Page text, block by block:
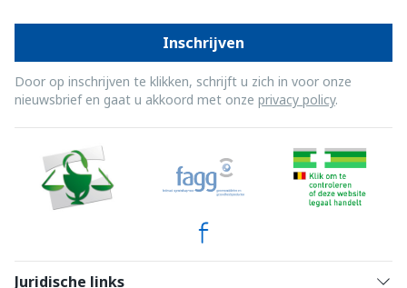
Inschrijven
Door op inschrijven te klikken, schrijft u zich in voor onze
nieuwsbrief en gaat u akkoord met onze privacy policy.
Juridische links